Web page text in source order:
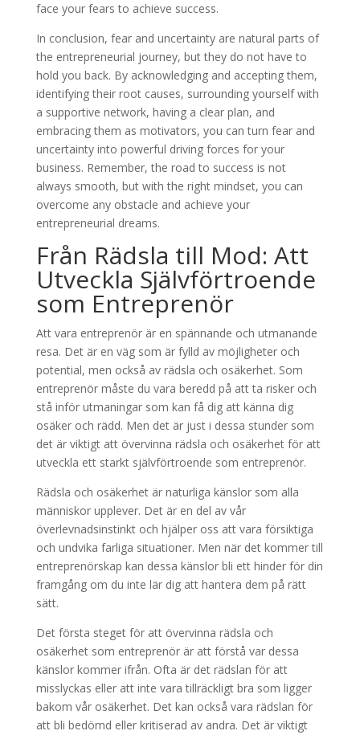
face your fears to achieve success.
In conclusion, fear and uncertainty are natural parts of
the entrepreneurial journey, but they do not have to
hold you back. By acknowledging and accepting them,
identifying their root causes, surrounding yourself with
a supportive network, having a clear plan, and
embracing them as motivators, you can turn fear and
uncertainty into powerful driving forces for your
business. Remember, the road to success is not
always smooth, but with the right mindset, you can
overcome any obstacle and achieve your
entrepreneurial dreams.
Från Rädsla till Mod: Att
Utveckla Självförtroende
som Entreprenör
Att vara entreprenör är en spännande och utmanande
resa. Det är en väg som är fylld av möjligheter och
potential, men också av rädsla och osäkerhet. Som
entreprenör måste du vara beredd på att ta risker och
stå inför utmaningar som kan få dig att känna dig
osäker och rädd. Men det är just i dessa stunder som
det är viktigt att övervinna rädsla och osäkerhet för att
utveckla ett starkt självförtroende som entreprenör.
Rädsla och osäkerhet är naturliga känslor som alla
människor upplever. Det är en del av vår
överlevnadsinstinkt och hjälper oss att vara försiktiga
och undvika farliga situationer. Men när det kommer till
entreprenörskap kan dessa känslor bli ett hinder för din
framgång om du inte lär dig att hantera dem på rätt
sätt.
Det första steget för att övervinna rädsla och
osäkerhet som entreprenör är att förstå var dessa
känslor kommer ifrån. Ofta är det rädslan för att
misslyckas eller att inte vara tillräckligt bra som ligger
bakom vår osäkerhet. Det kan också vara rädslan för
att bli bedömd eller kritiserad av andra. Det är viktigt